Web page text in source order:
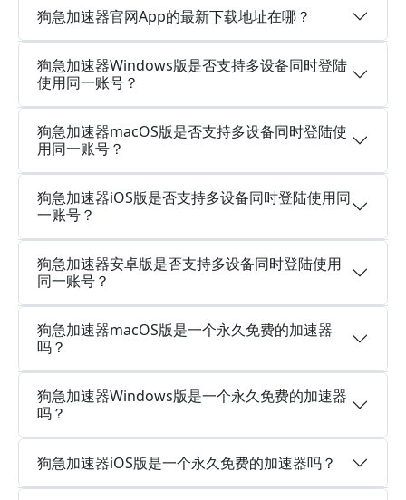
狗急加速器官网App的最新下载地址在哪？
狗急加速器Windows版是否支持多设备同时登陆
使用同一账号？
狗急加速器macOS版是否支持多设备同时登陆使
用同一账号？
狗急加速器iOS版是否支持多设备同时登陆使用同
一账号？
狗急加速器安卓版是否支持多设备同时登陆使用
同一账号？
狗急加速器macOS版是一个永久免费的加速器
吗？
狗急加速器Windows版是一个永久免费的加速器
吗？
狗急加速器iOS版是一个永久免费的加速器吗？